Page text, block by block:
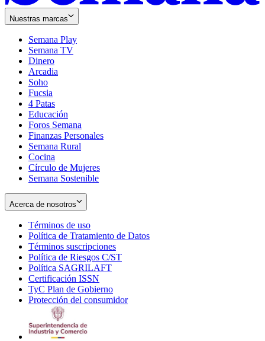
Nuestras marcas
Semana Play
Semana TV
Dinero
Arcadia
Soho
in
new
window
Fucsia
in
new
window
4 Patas
Educación
Foros Semana
Finanzas Personales
Semana Rural
Cocina
Círculo de Mujeres
Semana Sostenible
Acerca de nosotros
Términos de uso
in
new
window
Política de Tratamiento de Datos
Términos suscripciones
in
Política de Riesgos C/ST
Política SAGRILAFT
new
window
Certificación ISSN
in
new
TyC Plan de Gobierno
in
Protección del consumidorOpens